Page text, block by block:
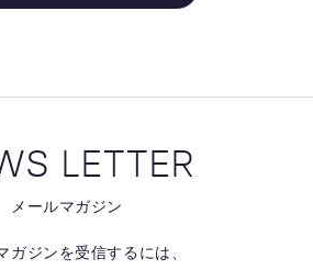
LETTER
メールマガジン
ガジンを受信するには、